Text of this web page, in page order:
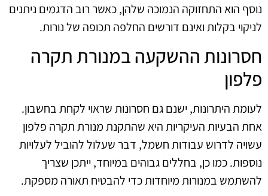
נוסף הוא התחזוקה הנמוכה שלהן, כאשר רוב הדגמים ניתנים
לניקוי בקלות ואינם דורשים החלפה תכופה של נורות.
חסרונות ההשקעה במנורת תקרה
פלפון
לעומת היתרונות, ישנם גם חסרונות שראוי לקחת בחשבון.
אחת הבעיות העיקריות היא שהתקנת מנורת תקרה פלפון
עשויה לדרוש עבודות חשמל, דבר שעלול להוביל לעלויות
נוספות. כמו כן, בחללים גבוהים במיוחד, ייתכן שצריך
להשתמש במנורות מיוחדות כדי להבטיח תאורה מספקת.